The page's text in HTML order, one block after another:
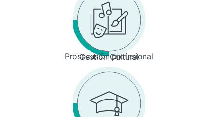
Prosecusión profesional
Gestión Cultural